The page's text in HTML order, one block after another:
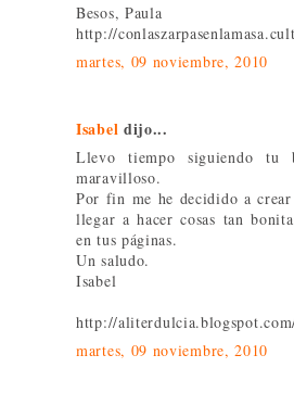
Besos, Paula
http://
martes, 09 noviembre, 2010
Isabel dijo...
Llevo tiempo siguiendo tu
maravilloso.
Por fin me he decidido a
llegar a hacer cosas tan
en tus páginas.
Un saludo.
Isabel
http://
martes, 09 noviembre, 2010